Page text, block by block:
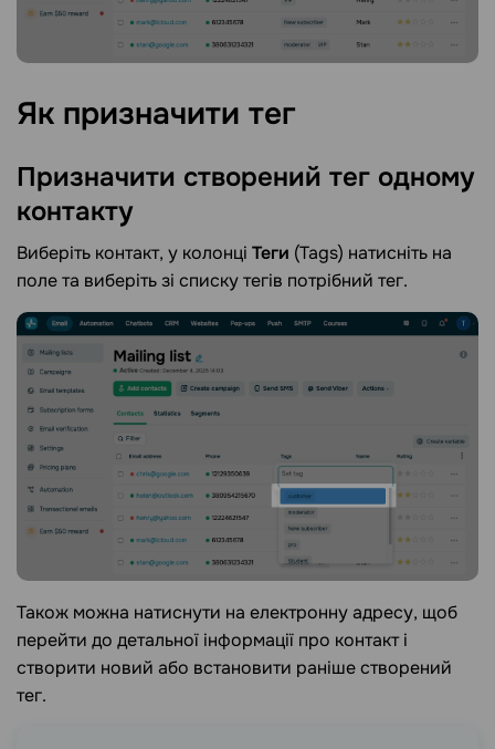
Як призначити тег
Призначити створений тег одному
контакту
Виберіть контакт, у колонці Теги (Tags) натисніть на
поле та виберіть зі списку тегів потрібний тег.
Також можна натиснути на електронну адресу, щоб
перейти до детальної інформації про контакт і
створити новий або встановити раніше створений
тег.